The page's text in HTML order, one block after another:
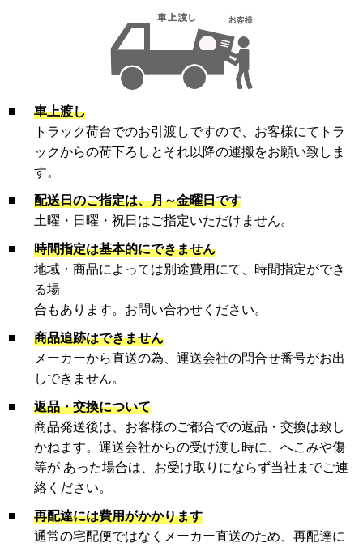
■
車上渡し
トラック荷台でのお引渡しですので、お客様にてトラ
ックからの荷下ろしとそれ以降の運搬をお願い致しま
す。
■
配送日のご指定は、月～金曜日です
土曜・日曜・祝日はご指定いただけません。
■
時間指定は基本的にできません
地域・商品によっては別途費用にて、時間指定ができ
る場
合もあります。お問い合わせください。
■
商品追跡はできません
メーカーから直送の為、運送会社の問合せ番号がお出
しできません。
■
返品・交換について
商品発送後は、お客様のご都合での返品・交換は致し
かねます。運送会社からの受け渡し時に、へこみや傷
等が あった場合は、お受け取りにならず当社までご連
絡ください。
■
再配達には費用がかかります
通常の宅配便ではなくメーカー直送のため、再配達に